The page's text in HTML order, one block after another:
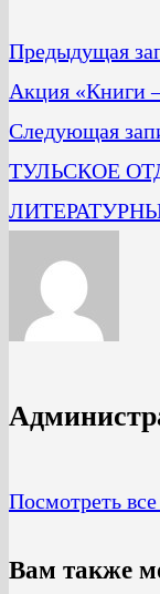
Предыдущая
Акция «Книги
Следующая
ТУЛЬСКОЕ
Посмотреть
Вам также